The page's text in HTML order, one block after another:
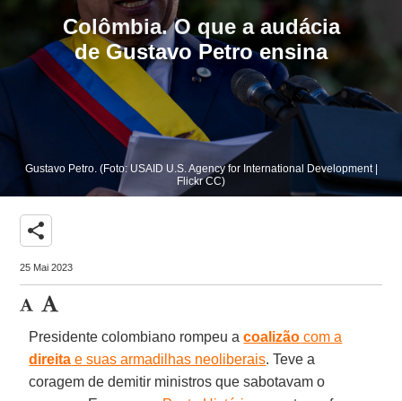
Colômbia. O que a audácia
de Gustavo Petro ensina
Gustavo Petro. (Foto: USAID U.S. Agency for International Development |
Flickr CC)
share
25 Mai 2023
Presidente colombiano rompeu acoalizão com a
direita e suas armadilhas neoliberais. Teve a
coragem de demitir ministros que sabotavam o